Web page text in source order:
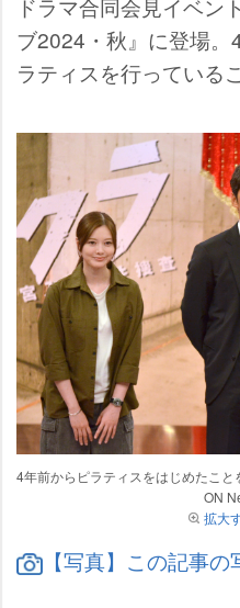
ドラマ合同会見イベン
ブ2024・秋』に登場
ラティスを行っている
4年前からピラティスをはじめたこ
ON
拡大
【写真】この記事の